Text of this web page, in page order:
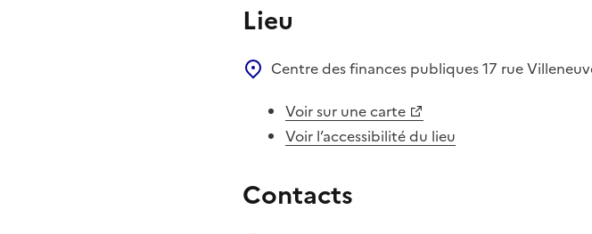
Lieu
Centre des finances publiques17 rue
Voir sur une carte
Voir l’accessibilité du lieu
Contacts